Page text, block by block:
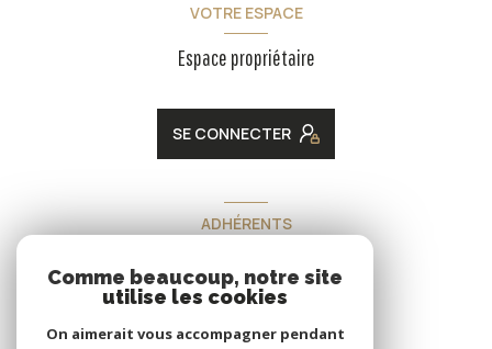
VOTRE ESPACE
Espace propriétaire
SE CONNECTER
ADHÉRENTS
Nous adhérons
Comme beaucoup, notre site
utilise les cookies
On aimerait vous accompagner pendant